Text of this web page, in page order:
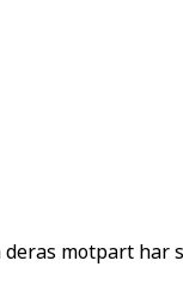
motpart har